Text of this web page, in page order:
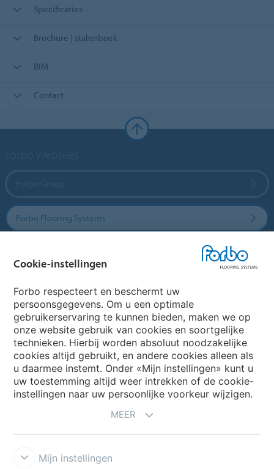
Specificaties
Brochure | stalenboek
BIM
Contact
Forbo Flooring Systems
Website
Kies uw land
My Forbo
Cookie-instellingen
Forbo respecteert en beschermt uw
persoonsgegevens. Om u een optimale
gebruikerservaring te kunnen bieden, maken we op
onze website gebruik van cookies en soortgelijke
technieken. Hierbij worden absoluut noodzakelijke
cookies altijd gebruikt, en andere cookies alleen als
u daarmee instemt. Onder «Mijn instellingen» kunt u
uw toestemming altijd weer intrekken of de cookie-
instellingen naar uw persoonlijke voorkeur wijzigen.
MEER
Mijn instellingen